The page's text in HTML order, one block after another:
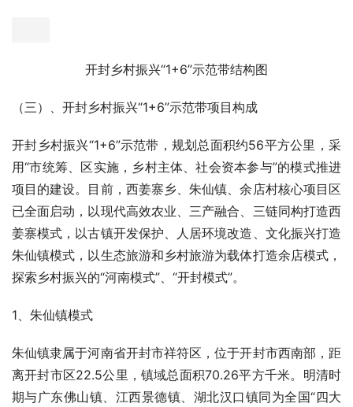
开封乡村振兴“1+6”示范带结构图
（三）、开封乡村振兴“1+6”示范带项目构成
开封乡村振兴“1+6”示范带，规划总面积约56平方公里，采
用“市统筹、区实施，乡村主体、社会资本参与”的模式推进
项目的建设。目前，西姜寨乡、朱仙镇、余店村核心项目区
已全面启动，以现代高效农业、三产融合、三链同构打造西
姜寨模式，以古镇开发保护、人居环境改造、文化振兴打造
朱仙镇模式，以生态旅游和乡村旅游为载体打造余店模式，
探索乡村振兴的“河南模式”、“开封模式”。
1、朱仙镇模式
朱仙镇隶属于河南省开封市祥符区，位于开封市西南部，距
离开封市区22.5公里，镇域总面积70.26平方千米。明清时
期与广东佛山镇、江西景德镇、湖北汉口镇同为全国“四大